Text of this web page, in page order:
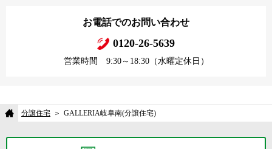
お電話でのお問い合わせ
0120-26-5639
営業時間 9:30～18:30（水曜定休日）
分譲住宅 GALLERIA岐阜南(分譲住宅)